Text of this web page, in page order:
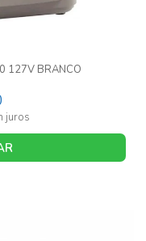
127V BRANCO
juros